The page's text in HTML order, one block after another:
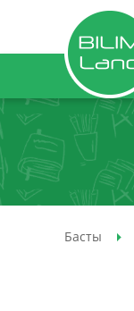
Басты